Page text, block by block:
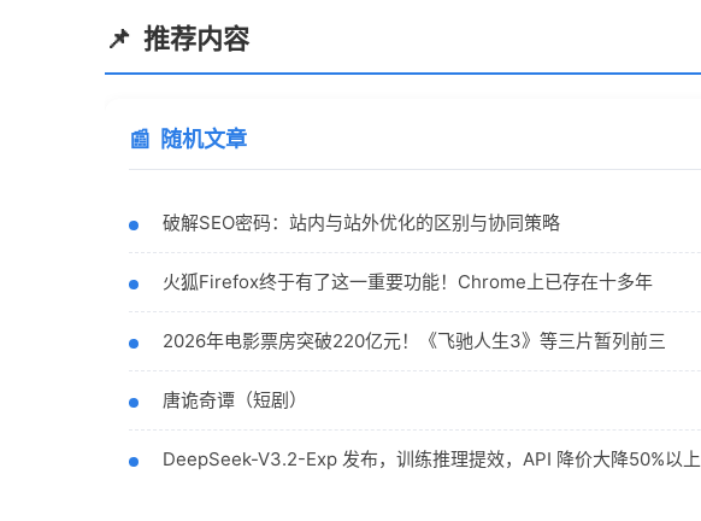
推荐内容
随机文章
破解SEO密码：站内与站外优化的区别与协同策略
火狐Firefox终于有了这一重要功能！Chrome上已存在十多年
2026年电影票房突破220亿元！《飞驰人生3》等三片暂列前三
唐诡奇谭（短剧）
DeepSeek-V3.2-Exp 发布，训练推理提效，API 降价大降50%以上